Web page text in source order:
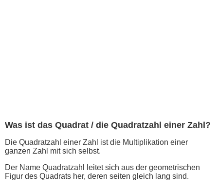
Was ist das Quadrat / die Quadratzahl einer Zahl?
Die Quadratzahl einer Zahl ist die Multiplikation einer
ganzen Zahl mit sich selbst.
Der Name Quadratzahl leitet sich aus der geometrischen
Figur des Quadrats her, deren seiten gleich lang sind.